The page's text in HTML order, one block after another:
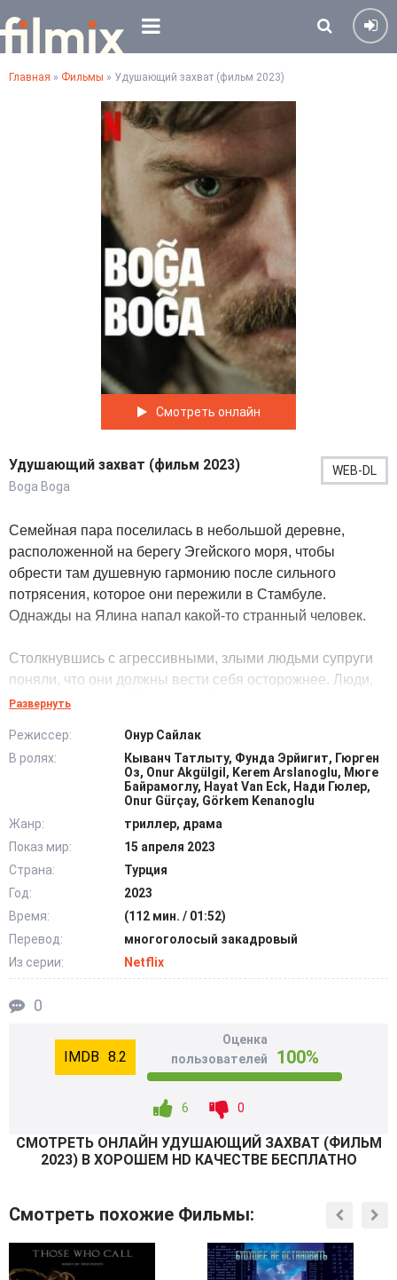
Главная » Фильмы » Удушающий захват (фильм 2023)
Смотреть онлайн
Удушающий захват (фильм 2023)
Boga Boga
WEB-DL
Семейная пара поселилась в небольшой деревне,
расположенной на берегу Эгейского моря, чтобы
обрести там душевную гармонию после сильного
потрясения, которое они пережили в Стамбуле.
Однажды на Ялина напал какой-то странный человек.
Столкнувшись с агрессивными, злыми людьми супруги
поняли, что они должны вести себя осторожнее. Люди,
напавшие на семейную пару были опасными
Они намеревались убить Ялина и Бейзу, чтобы супруги
не раскрыли их секреты. Мужчина и женщина отчаянно
сражаясь за свои жизни и распутывая клубок интриг,
получают доступ к секретным сведениям.
Эта информация меняет их представления о прошлом.
Оказалось, что они стали частью масштабного заговора.
Теперь, чтобы защитить себя, они вынуждены проявить
смекалку и применить на практике все свои знания.
@Filmix.fan
Развернуть
Режиссер:
Онур Сайлак
В ролях:
Кыванч Татлыту, Фунда Эрйигит, Гюрген
Оз, Onur Akgülgil, Kerem Arslanoglu, Мюге
Байрамоглу, Hayat Van Eck, Нади Гюлер,
Onur Gürçay, Görkem Kenanoglu
Жанр:
триллер, драма
Показ мир:
15 апреля 2023
Страна:
Турция
Год:
2023
Время:
(112 мин. / 01:52)
Перевод:
многоголосый закадровый
Из серии:
Netflix
0
8.2
Оценка
пользователей
100%
6 0
СМОТРEТЬ ОНЛАЙН УДУШАЮЩИЙ ЗАХВАТ (ФИЛЬМ
2023) В ХОРОШЕМ HD КАЧЕСТВЕ БЕСПЛАТНО
Смотреть похожие Фильмы: